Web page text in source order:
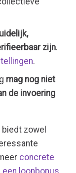
zijn.
.
mag nog niet
de invoering
zowel
concrete
loonbonus